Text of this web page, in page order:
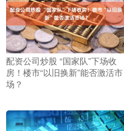
配资公司炒股 “国家队”下场收
房！楼市“以旧换新”能否激活市
场？